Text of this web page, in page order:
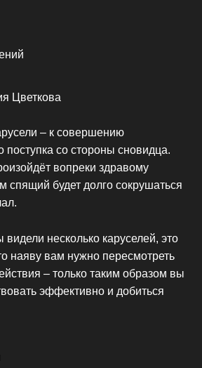
Цветкова
– к совершению
поступка со стороны сновидца.
вопреки здравому
спящий будет долго сокрушаться
видели несколько каруселей, это
наяву вам нужно пересмотреть
– только таким образом вы
эффективно и добиться